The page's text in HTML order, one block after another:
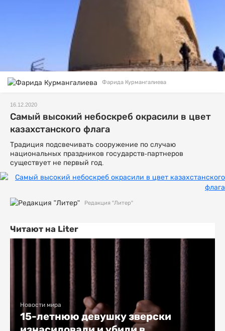
Фарида Курмангалиева
16.12.2020
Самый высокий небоскреб окрасили в цвет
казахстанского флага
Традиция подсвечивать сооружение по случаю
национальных праздников государств-партнеров
существует не первый год.
Редакция "Литер"
Читают на Liter
Новости мира
15-летнюю девушку зверски